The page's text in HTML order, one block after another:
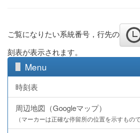
ご覧になりたい系統番号，行先の
刻表が表示されます。
Menu
時刻表
周辺地図（Googleマップ）
（マーカーは正確な停留所の位置を示すもの